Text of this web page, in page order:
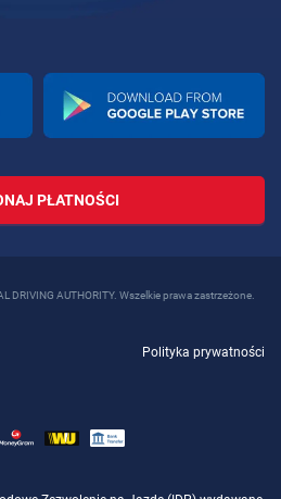
PŁATNOŚCI
DRIVING AUTHORITY. Wszelkie prawa zastrzeżone.
Polityka prywatności